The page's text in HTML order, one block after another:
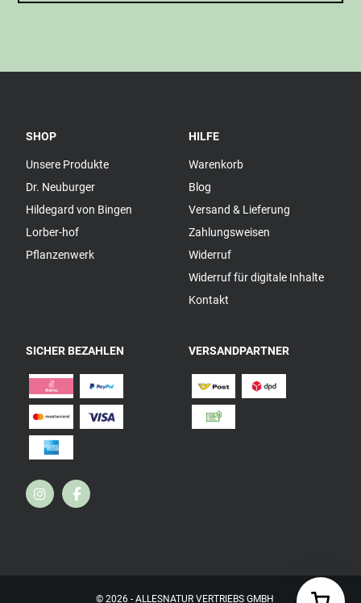
SHOP
Unsere Produkte
Dr. Neuburger
Hildegard von Bingen
Lorber-hof
Pflanzenwerk
HILFE
Warenkorb
Blog
Versand & Lieferung
Zahlungsweisen
Widerruf
Widerruf für digitale Inhalte
Kontakt
SICHER BEZAHLEN VERSANDPARTNER
© 2026 - ALLESNATUR VERTRIEBS GMBH